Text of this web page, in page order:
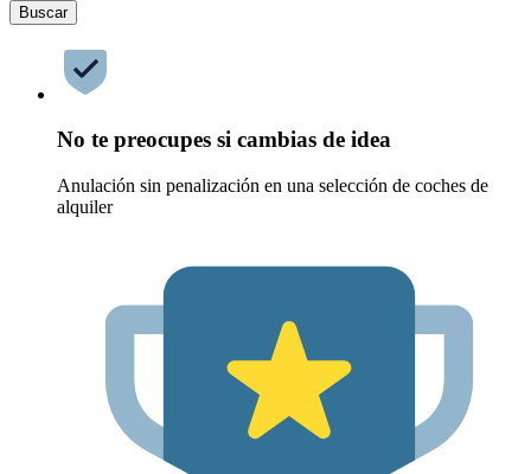
Buscar
No te preocupes si cambias de idea
Anulación sin penalización en una selección de coches de
alquiler